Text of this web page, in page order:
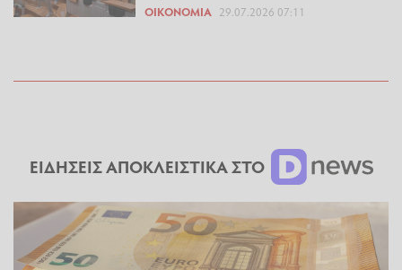
ΟΙΚΟΝΟΜΊΑ 29.07.2026 07:11
ΕΙΔΗΣΕΙΣ ΑΠΟΚΛΕΙΣΤΙΚΑ ΣΤΟ